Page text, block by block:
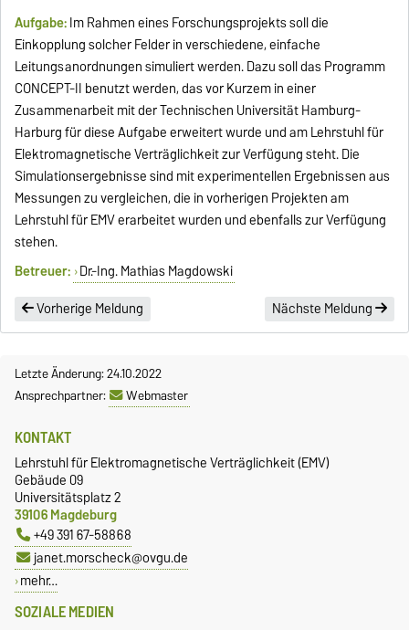
Aufgabe:Im Rahmen eines Forschungsprojekts soll die
Einkopplung solcher Felder in verschiedene, einfache
Leitungsanordnungen simuliert werden. Dazu soll das Programm
CONCEPT-II benutzt werden, das vor Kurzem in einer
Zusammenarbeit mit der Technischen Universität Hamburg-
Harburg für diese Aufgabe erweitert wurde und am Lehrstuhl für
Elektromagnetische Verträglichkeit zur Verfügung steht. Die
Simulationsergebnisse sind mit experimentellen Ergebnissen aus
Messungen zu vergleichen, die in vorherigen Projekten am
Lehrstuhl für EMV erarbeitet wurden und ebenfalls zur Verfügung
stehen.
Betreuer: Dr.-Ing. Mathias Magdowski
Vorherige Meldung
Nächste Meldung
Letzte Änderung: 24.10.2022
Ansprechpartner:
Webmaster
SOZIALE MEDIEN
KONTAKT
Lehrstuhl für Elektromagnetische Verträglichkeit (EMV)
Gebäude 09
Universitätsplatz 2
39106 Magdeburg
+49 391 67-58868
janet.morscheck@ovgu.de
mehr…